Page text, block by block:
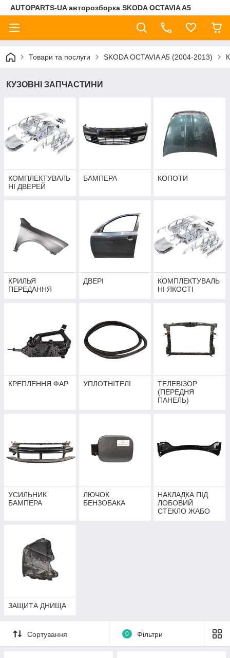
AUTOPARTS-UA авторозборка SKODA OCTAVIA A5
Товари та послуги SKODA OCTAVIA A5 (2004-2013)
КУЗОВНІ ЗАПЧАСТИНИ
КОМПЛЕКТУВАЛЬ
НІ ДВЕРЕЙ
БАМПЕРА КОПОТИ
КРИЛЬЯ
ПЕРЕДАННЯ
ДВЕРІ
КОМПЛЕКТУВАЛЬ
НІ ЯКОСТІ
КРЕПЛЕННЯ ФАР УПЛОТНІТЕЛІ
ТЕЛЕВІЗОР
(ПЕРЕДНЯ
ПАНЕЛЬ)
УСИЛЬНИК
БАМПЕРА
ЛЮЧОК
БЕНЗОБАКА
НАКЛАДКА ПІД
ЛОБОВИЙ
СТЕКЛО ЖАБО
ЗАЩИТА ДНИЩА
Сортування 0 Фільтри